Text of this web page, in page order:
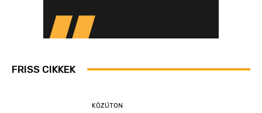
FRISS CIKKEK
KÖZÚTON